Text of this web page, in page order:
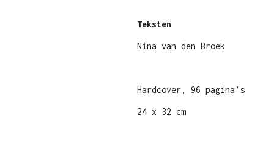
Teksten
Nina van den Broek
Hardcover, 96 pagina’s
24 x 32 cm